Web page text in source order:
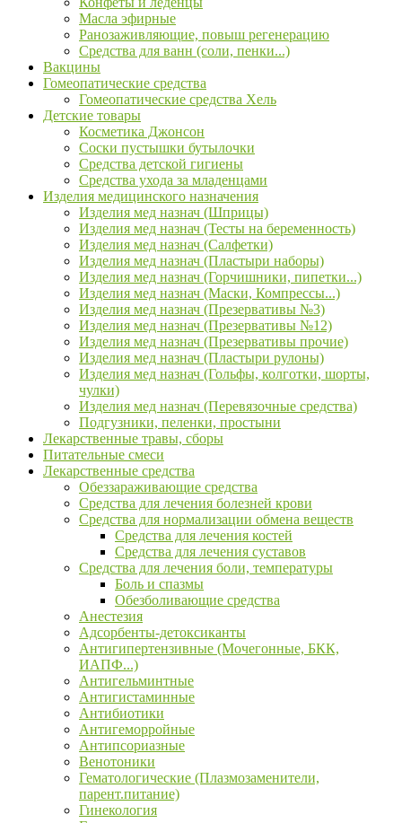
Масла эфирные
Ранозаживляющие, повыш регенерацию
Средства для ванн (соли, пенки...)
Вакцины
Гомеопатические средства
Гомеопатические средства Хель
Детские товары
Косметика Джонсон
Соски пустышки бутылочки
Средства детской гигиены
Средства ухода за младенцами
Изделия медицинского назначения
Изделия мед назнач (Шприцы)
Изделия мед назнач (Тесты на беременность)
Изделия мед назнач (Салфетки)
Изделия мед назнач (Пластыри наборы)
Изделия мед назнач (Горчишники, пипетки...)
Изделия мед назнач (Маски, Компрессы...)
Изделия мед назнач (Презервативы №3)
Изделия мед назнач (Презервативы №12)
Изделия мед назнач (Презервативы прочие)
Изделия мед назнач (Пластыри рулоны)
Изделия мед назнач (Гольфы, колготки, шорты,
чулки)
Изделия мед назнач (Перевязочные средства)
Подгузники, пеленки, простыни
Лекарственные травы, сборы
Питательные смеси
Лекарственные средства
Обеззараживающие средства
Средства для лечения болезней крови
Средства для нормализации обмена веществ
Средства для лечения костей
Средства для лечения суставов
Средства для лечения боли, температуры
Боль и спазмы
Обезболивающие средства
Анестезия
Адсорбенты-детоксиканты
Антигипертензивные (Мочегонные, БКК,
ИАПФ...)
Антигельминтные
Антигистаминные
Антибиотики
Антигеморройные
Антипсориазные
Венотоники
Гематологические (Плазмозаменители,
парент.питание)
Гинекология